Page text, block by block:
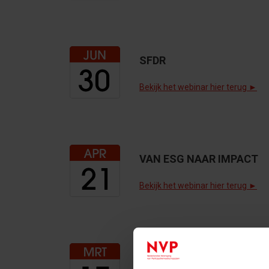
SFDR
Bekijk het webinar hier terug ►
VAN ESG NAAR IMPACT
Bekijk het webinar hier terug ►
DE IMPACT VAN DE